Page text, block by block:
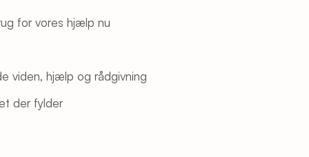
for vores hjælp nu
viden, hjælp og rådgivning
der fylder